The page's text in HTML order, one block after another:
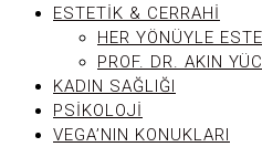
ESTETIK & CERRAHI
HER YÖNÜYLE
PROF. DR. AKIN
KADIN SAĞLIĞI
PSIKOLOJI
VEGA’NIN KONUKLARI